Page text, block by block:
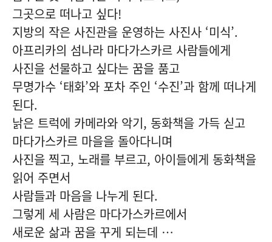
그곳으로 떠나고 싶다!
지방의 작은 사진관을 운영하는 사진사 ‘미식’.
아프리카의 섬나라 마다가스카르 사람들에게
사진을 선물하고 싶다는 꿈을 품고
무명가수 ‘태화’와 포차 주인 ‘수진’과 함께 떠나게
된다.
낡은 트럭에 카메라와 악기, 동화책을 가득 싣고
마다가스카르 마을을 돌아다니며
사진을 찍고, 노래를 부르고, 아이들에게 동화책을
읽어 주면서
사람들과 마음을 나누게 된다.
그렇게 세 사람은 마다가스카르에서
새로운 삶과 꿈을 꾸게 되는데 …